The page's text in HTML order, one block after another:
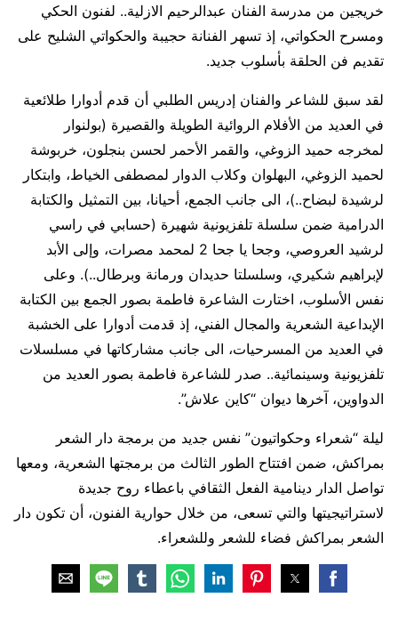
خريجين من مدرسة الفنان عبدالرحيم الازلية.. لفنون الحكي
ومسرح الحكواتي، إذ تسهر الفنانة حجيبة والحكواتي الشليح على
تقديم فن الحلقة بأسلوب جديد.
لقد سبق للشاعر والفنان إدريس الطلبي أن قدم أدوارا طلائعية
في العديد من الأفلام الروائية الطويلة والقصيرة (بولنوار
لمخرجه حميد الزوغي، والقمر الأحمر لحسن بنجلون، خربوشة
لحميد الزوغي، البهلوان وكلاب الدوار لمصطفى الخياط، وابتكار
لرشيدة لبضاح..)، الى جانب الجمع، أحيانا، بين التمثيل والكتابة
الدرامية ضمن سلسلة تلفزيونية شهيرة (حسابي في راسي
لرشيد العروصي، وجحا يا جحا 2 لمحمد مصرات، وإلى الأبد
لإبراهيم شكيري، وسلسلتا حديدان ورمانة وبرطال..). وعلى
نفس الأسلوب، اختارت الشاعرة فاطمة بصور الجمع بين الكتابة
الإبداعية الشعرية والمجال الفني، إذ قدمت أدوارا على الخشبة
في العديد من المسرحيات، الى جانب مشاركاتها في مسلسلات
تلفزيونية وسينمائية.. صدر للشاعرة فاطمة بصور العديد من
الدواوين، آخرها ديوان “كاين علاش”.
ليلة “شعراء وحكواتيون” نفس جديد من برمجة دار الشعر
بمراكش، ضمن افتتاح الطور الثالث من برمجتها الشعرية، ومعها
تواصل الدار دينامية الفعل الثقافي باعطاء روح جديدة
لاستراتيجيتها والتي تسعى، من خلال حوارية الفنون، أن تكون دار
الشعر بمراكش فضاء للشعر وللشعراء.